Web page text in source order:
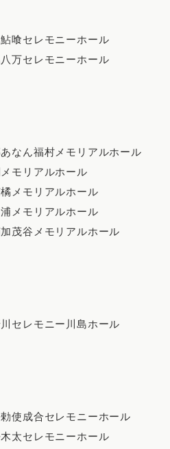
喰セレモニーホール
万セレモニーホール
なん福村メモリアルホール
モリアルホール
メモリアルホール
メモリアルホール
茂谷メモリアルホール
セレモニー川島ホール
使成合セレモニーホール
太セレモニーホール